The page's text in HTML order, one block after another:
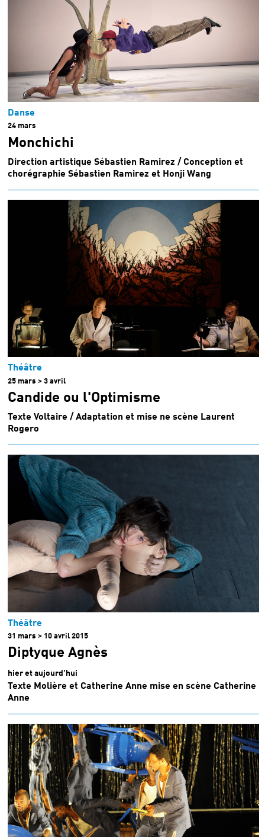
Danse
24 mars
Monchichi
Direction artistique Sébastien Ramirez / Conception et
chorégraphie Sébastien Ramirez et Honji Wang
Théâtre
25 mars > 3 avril
Candide ou l'Optimisme
Texte Voltaire / Adaptation et mise ne scène Laurent
Rogero
Théâtre
31 mars > 10 avril 2015
Diptyque Agnès
hier et aujourd'hui
Texte Molière et Catherine Anne mise en scène Catherine
Anne